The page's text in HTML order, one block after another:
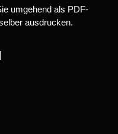
umgehend als PDF-
ausdrucken.